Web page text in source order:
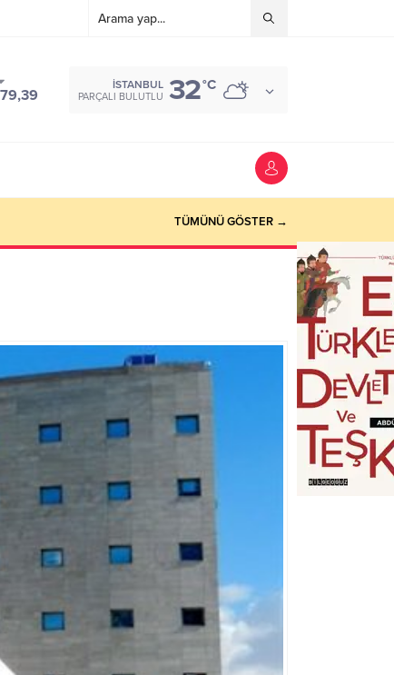
İSTANBUL
PARÇALI BULUTLU 32°C
TÜMÜNÜ GÖSTER →